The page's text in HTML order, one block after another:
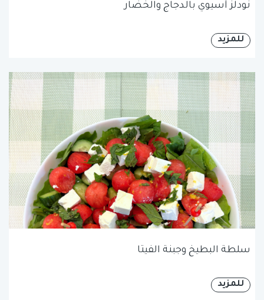
نودلز آسيوي بالدجاج والخضار
للمزيد
سلطة البطيخ وجبنة الفيتا
للمزيد